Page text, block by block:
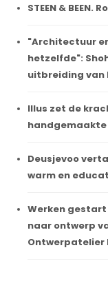
STEEN &
"Architectuur
hetzelfde":
uitbreiding van
Illus zet de
Deusjevoo
warm en
Werken gestart
naar ontwerp
Ontwerpatelier